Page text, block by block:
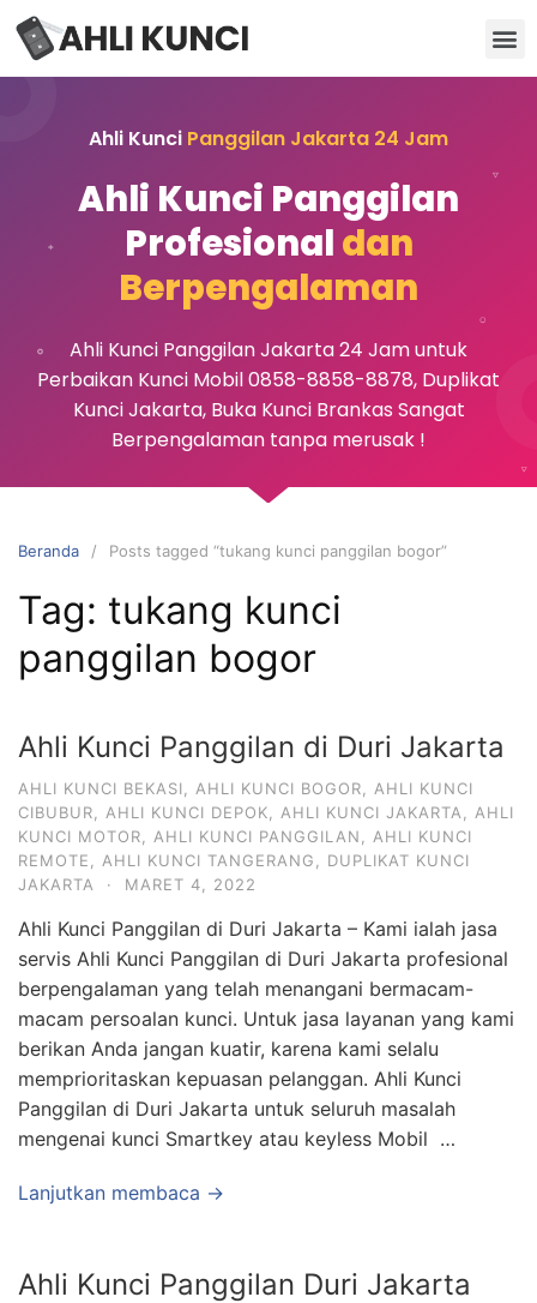
Ahli Kunci Panggilan Jakarta 24 Jam
Ahli Kunci Panggilan
Profesional dan
Berpengalaman
Ahli Kunci Panggilan Jakarta 24 Jam untuk
Perbaikan Kunci Mobil 0858-8858-8878, Duplikat
Kunci Jakarta, Buka Kunci Brankas Sangat
Berpengalaman tanpa merusak !
Beranda Posts tagged “tukang kunci panggilan bogor”
Tag: tukang kunci
panggilan bogor
Ahli Kunci Panggilan di Duri Jakarta
AHLI KUNCI BEKASI AHLI KUNCI BOGOR
AHLI KUNCI
CIBUBUR
AHLI KUNCI DEPOK AHLI KUNCI JAKARTA
AHLI
KUNCI MOTOR
AHLI KUNCI PANGGILAN
AHLI KUNCI
REMOTE
AHLI KUNCI TANGERANG
DUPLIKAT KUNCI
JAKARTA
· MARET 4, 2022
Ahli Kunci Panggilan di Duri Jakarta – Kami ialah jasa
servis Ahli Kunci Panggilan di Duri Jakarta profesional
berpengalaman yang telah menangani bermacam-
macam persoalan kunci. Untuk jasa layanan yang kami
berikan Anda jangan kuatir, karena kami selalu
memprioritaskan kepuasan pelanggan. Ahli Kunci
Panggilan di Duri Jakarta untuk seluruh masalah
mengenai kunci Smartkey atau keyless Mobil …
Lanjutkan membaca →
Ahli Kunci Panggilan Duri Jakarta